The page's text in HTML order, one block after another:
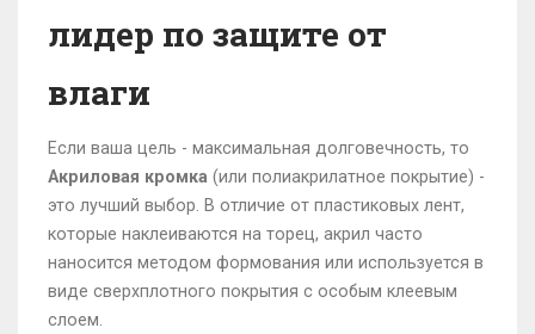
лидер по защите от
влаги
Если ваша цель - максимальная долговечность, то
Акриловая кромка (или полиакрилатное покрытие) -
это лучший выбор. В отличие от пластиковых лент,
которые наклеиваются на торец, акрил часто
наносится методом формования или используется в
виде сверхплотного покрытия с особым клеевым
слоем.